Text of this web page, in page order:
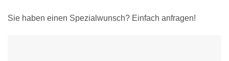
Sie haben einen Spezialwunsch? Einfach anfragen!